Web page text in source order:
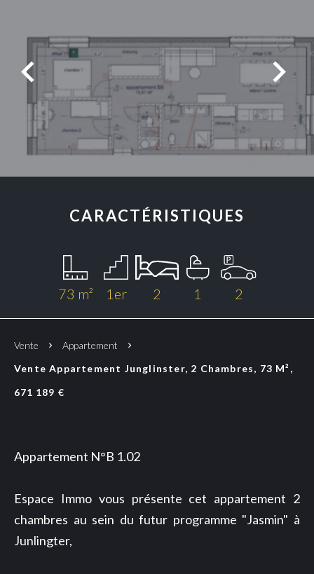
CARACTÉRISTIQUES
73 m² 1er 2 1 2
Vente
Appartement
Vente Appartement Junglinster, 2 Chambres, 73 M²,
671 189 €
Appartement N°B 1.02
Espace Immo vous présente cet appartement 2
chambres au sein du futur programme "Jasmin" à
Junlingter,